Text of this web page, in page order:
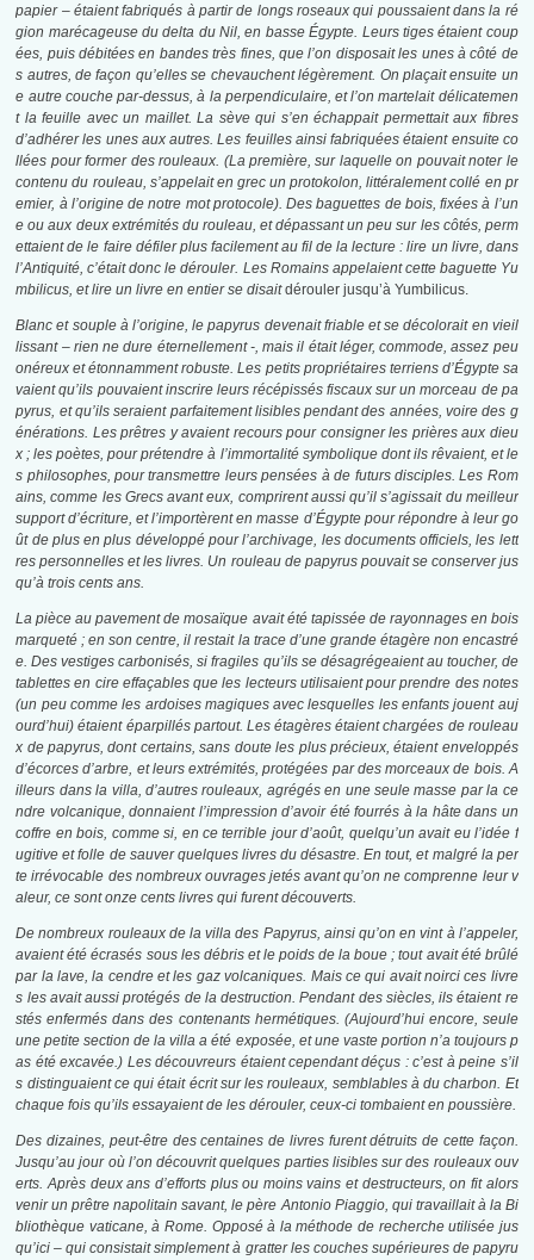
papier – étaient fabriqués à partir de longs roseaux qui poussaient dans la ré
gion marécageuse du delta du Nil, en basse Égypte. Leurs tiges étaient coup
ées, puis débitées en bandes très fines, que l’on disposait les unes à côté de
s autres, de façon qu’elles se chevauchent légèrement. On plaçait ensuite un
e autre couche par-dessus, à la perpendiculaire, et l’on martelait délicatemen
t la feuille avec un maillet. La sève qui s’en échappait permettait aux fibres
d’adhérer les unes aux autres. Les feuilles ainsi fabriquées étaient ensuite co
llées pour former des rouleaux. (La première, sur laquelle on pouvait noter le
contenu du rouleau, s’appelait en grec un protokolon, littéralement collé en pr
emier, à l’origine de notre mot protocole). Des baguettes de bois, fixées à l’un
e ou aux deux extrémités du rouleau, et dépassant un peu sur les côtés, perm
ettaient de le faire défiler plus facilement au fil de la lecture : lire un livre, dans
l’Antiquité, c’était donc le dérouler. Les Romains appelaient cette baguette Yu
mbilicus, et lire un livre en entier se disaitdérouler jusqu’à Yumbilicus.
Blanc et souple à l’origine, le papyrus devenait friable et se décolorait en vieil
lissant – rien ne dure éternellement -, mais il était léger, commode, assez peu
onéreux et étonnamment robuste. Les petits propriétaires terriens d’Égypte sa
vaient qu’ils pouvaient inscrire leurs récépissés fiscaux sur un morceau de pa
pyrus, et qu’ils seraient parfaitement lisibles pendant des années, voire des g
énérations. Les prêtres y avaient recours pour consigner les prières aux dieu
x ; les poètes, pour prétendre à l’immortalité symbolique dont ils rêvaient, et le
s philosophes, pour transmettre leurs pensées à de futurs disciples. Les Rom
ains, comme les Grecs avant eux, comprirent aussi qu’il s’agissait du meilleur
support d’écriture, et l’importèrent en masse d’Égypte pour répondre à leur go
ût de plus en plus développé pour l’archivage, les documents officiels, les lett
res personnelles et les livres. Un rouleau de papyrus pouvait se conserver jus
qu’à trois cents ans.
La pièce au pavement de mosaïque avait été tapissée de rayonnages en bois
marqueté ; en son centre, il restait la trace d’une grande étagère non encastré
e. Des vestiges carbonisés, si fragiles qu’ils se désagrégeaient au toucher, de
tablettes en cire effaçables que les lecteurs utilisaient pour prendre des notes
(un peu comme les ardoises magiques avec lesquelles les enfants jouent auj
ourd’hui) étaient éparpillés partout. Les étagères étaient chargées de rouleau
x de papyrus, dont certains, sans doute les plus précieux, étaient enveloppés
d’écorces d’arbre, et leurs extrémités, protégées par des morceaux de bois. A
illeurs dans la villa, d’autres rouleaux, agrégés en une seule masse par la ce
ndre volcanique, donnaient l’impression d’avoir été fourrés à la hâte dans un
coffre en bois, comme si, en ce terrible jour d’août, quelqu’un avait eu l’idée f
ugitive et folle de sauver quelques livres du désastre. En tout, et malgré la per
te irrévocable des nombreux ouvrages jetés avant qu’on ne comprenne leur v
aleur, ce sont onze cents livres qui furent découverts.
De nombreux rouleaux de la villa des Papyrus, ainsi qu’on en vint à l’appeler,
avaient été écrasés sous les débris et le poids de la boue ; tout avait été brûlé
par la lave, la cendre et les gaz volcaniques. Mais ce qui avait noirci ces livre
s les avait aussi protégés de la destruction. Pendant des siècles, ils étaient re
stés enfermés dans des contenants hermétiques. (Aujourd’hui encore, seule
une petite section de la villa a été exposée, et une vaste portion n’a toujours p
as été excavée.) Les découvreurs étaient cependant déçus : c’est à peine s’il
s distinguaient ce qui était écrit sur les rouleaux, semblables à du charbon. Et
chaque fois qu’ils essayaient de les dérouler, ceux-ci tombaient en poussière.
Des dizaines, peut-être des centaines de livres furent détruits de cette façon.
Jusqu’au jour où l’on découvrit quelques parties lisibles sur des rouleaux ouv
erts. Après deux ans d’efforts plus ou moins vains et destructeurs, on fit alors
venir un prêtre napolitain savant, le père Antonio Piaggio, qui travaillait à la Bi
bliothèque vaticane, à Rome. Opposé à la méthode de recherche utilisée jus
qu’ici – qui consistait simplement à gratter les couches supérieures de papyru